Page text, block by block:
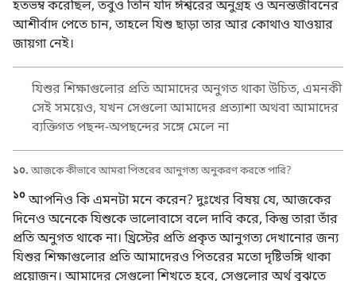
হতভম্ব করেছিল, তবুও তিনি যদি ঈশ্বরের অনুগ্রহ ও অনন্তজীবনের
আশীর্বাদ পেতে চান, তাহলে যিশু ছাড়া তার আর কোথাও যাওয়ার
জায়গা নেই।
যিশুর শিক্ষাগুলোর প্রতি আমাদের অনুগত থাকা উচিত, এমনকী
সেই সময়েও, যখন সেগুলো আমাদের প্রত্যাশা অথবা আমাদের
ব্যক্তিগত পছন্দ-অপছন্দের সঙ্গে মেলে না
১০. আজকে কীভাবে আমরা পিতরের আনুগত্য অনুকরণ করতে পারি?
১০আপনিও কি এমনটা মনে করেন? দুঃখের বিষয় যে, আজকের
দিনেও অনেকে যিশুকে ভালোবাসে বলে দাবি করে, কিন্তু তারা তাঁর
প্রতি অনুগত থাকে না। খ্রিস্টের প্রতি প্রকৃত আনুগত্য দেখানোর জন্য
যিশুর শিক্ষাগুলোর প্রতি আমাদেরও পিতরের মতো দৃষ্টিভঙ্গি থাকা
প্রয়োজন। আমাদের সেগুলো শিখতে হবে, সেগুলোর অর্থ বুঝতে